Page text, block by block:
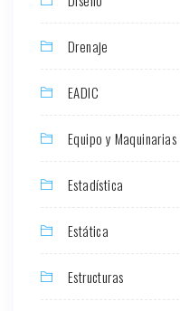
Drenaje
EADIC
Equipo y Maquinarias
Estadística
Estática
Estructuras